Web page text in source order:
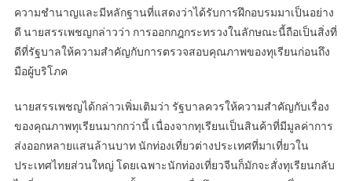
ความชำนาญและมีหลักฐานที่แสดงว่าได้รับการฝึกอบรมมาเป็นอย่าง
ดี นายสรรเพชญกล่าวว่า การออกกฎกระทรวงในลักษณะนี้ถือเป็นสิ่งที่
ดีที่รัฐบาลให้ความสำคัญกับการตรวจสอบคุณภาพของทุเรียนก่อนถึง
มือผู้บริโภค
นายสรรเพชญได้กล่าวเพิ่มเติมว่า รัฐบาลควรให้ความสำคัญกับเรื่อง
ของคุณภาพทุเรียนมากกว่านี้ เนื่องจากทุเรียนเป็นสินค้าที่มีมูลค่าการ
ส่งออกหลายแสนล้านบาท นักท่องเที่ยวต่างประเทศที่มาเที่ยวใน
ประเทศไทยส่วนใหญ่ โดยเฉพาะนักท่องเที่ยวจีนก็มักจะสั่งทุเรียนกลับ